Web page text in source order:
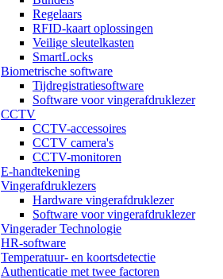
Regelaars
RFID-kaart oplossingen
Veilige sleutelkasten
SmartLocks
Biometrische software
Tijdregistratiesoftware
Software voor vingerafdruklezer
CCTV
CCTV-accessoires
CCTV camera's
CCTV-monitoren
E-handtekening
Vingerafdruklezers
Hardware vingerafdruklezer
Software voor vingerafdruklezer
Vingerader Technologie
HR-software
Temperatuur- en koortsdetectie
Authenticatie met twee factoren